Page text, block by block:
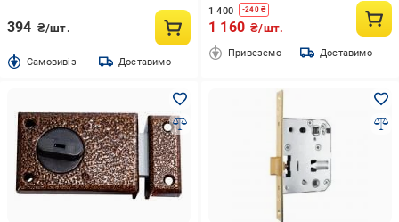
394 ₴/шт.
Cамовивіз Доставимо
1 400 -240₴
1 160 ₴/шт.
Привеземо Доставимо